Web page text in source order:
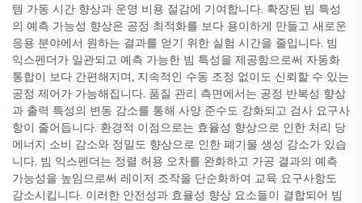
템 가동 시간 향상과 운영 비용 절감에 기여합니다. 확장된 빔 특성
의 예측 가능성 향상은 공정 최적화를 보다 용이하게 만들고 새로운
응용 분야에서 원하는 결과를 얻기 위한 실험 시간을 줄입니다. 빔
익스펜더가 일관되고 예측 가능한 빔 특성을 제공함으로써 자동화
통합이 보다 간편해지며, 지속적인 수동 조정 없이도 신뢰할 수 있는
공정 제어가 가능해집니다. 품질 관리 측면에서는 공정 반복성 향상
과 출력 특성의 변동 감소를 통해 사양 준수도 강화되고 검사 요구사
항이 줄어듭니다. 환경적 이점으로는 효율성 향상으로 인한 처리 당
에너지 소비 감소와 정밀도 향상으로 인한 폐기물 생성 감소가 있습
니다. 빔 익스펜더는 정렬 허용 오차를 완화하고 가공 결과의 예측
가능성을 높임으로써 레이저 조작을 단순화하여 교육 요구사항도
감소시킵니다. 이러한 안전성과 효율성 향상 요소들이 결합되어 빔